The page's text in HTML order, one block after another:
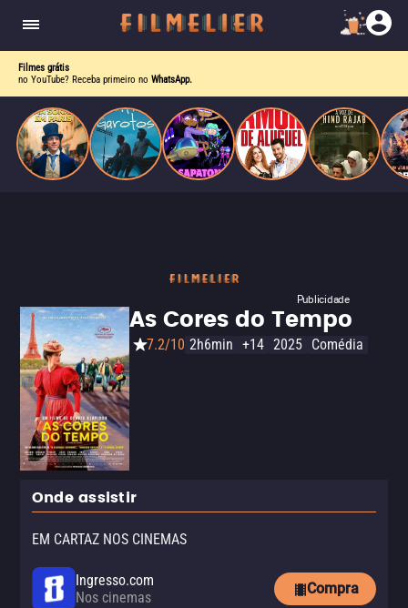
Filmes grátis
no YouTube? Receba primeiro no WhatsApp.
Publicidade
As Cores do Tempo
7.2/10 2h6min +14 2025 Comédia
Onde assistir
EM CARTAZ NOS CINEMAS
Ingresso.com
Nos cinemas
Compra
Paris
obras-primas, participa de festas e busca romance